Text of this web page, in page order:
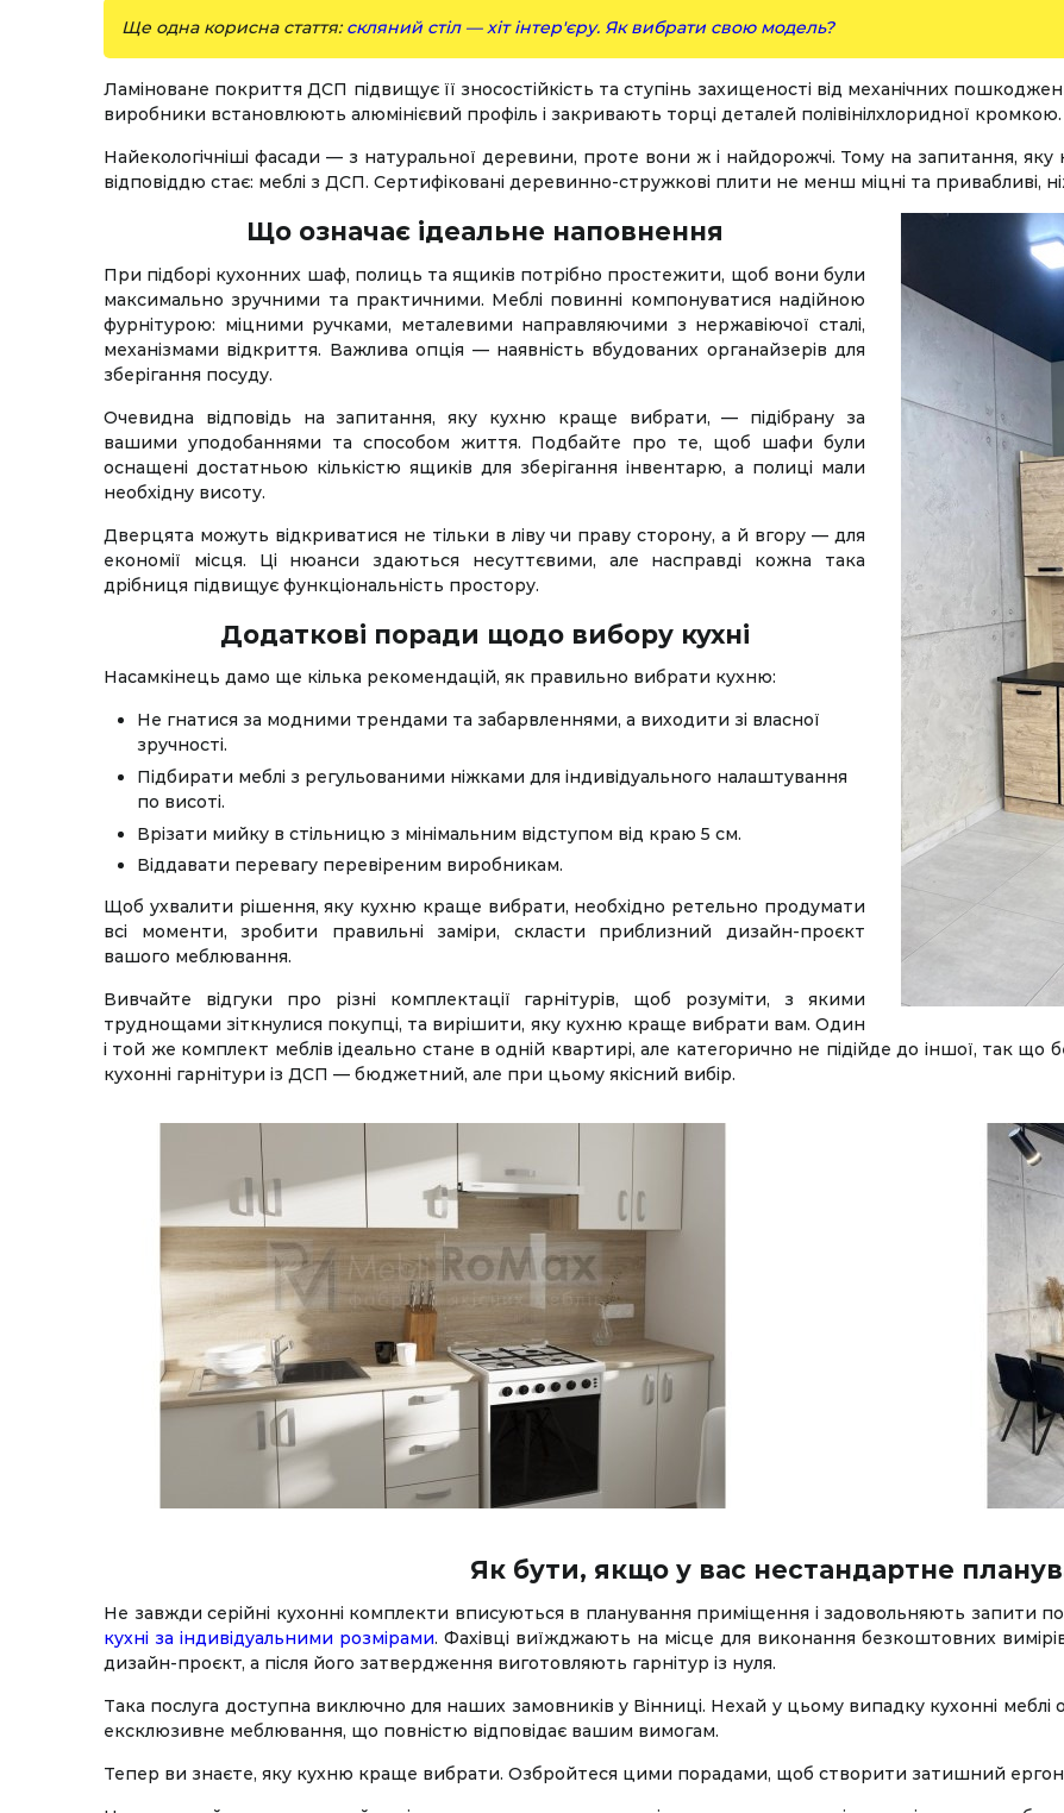
Ще одна корисна стаття: скляний стіл — хіт інтер'єру. Як вибрати свою модель?
Ламіноване покриття ДСП підвищує її зносостійкість та ступінь захищеності від механічних
виробники встановлюють алюмінієвий профіль і закривають торці деталей полівінілхлоридної
Найекологічніші фасади — з натуральної деревини, проте вони ж і найдорожчі. Тому на запитання,
відповіддю стає: меблі з ДСП. Сертифіковані деревинно-стружкові плити не менш міцні та привабливі,
Що означає ідеальне наповнення
При підборі кухонних шаф, полиць та ящиків потрібно простежити, щоб вони були
максимально зручними та практичними. Меблі повинні компонуватися надійною
фурнітурою: міцними ручками, металевими направляючими з нержавіючої сталі,
механізмами відкриття. Важлива опція — наявність вбудованих органайзерів для
зберігання посуду.
Очевидна відповідь на запитання, яку кухню краще вибрати, — підібрану за
вашими уподобаннями та способом життя. Подбайте про те, щоб шафи були
оснащені достатньою кількістю ящиків для зберігання інвентарю, а полиці мали
необхідну висоту.
Дверцята можуть відкриватися не тільки в ліву чи праву сторону, а й вгору — для
економії місця. Ці нюанси здаються несуттєвими, але насправді кожна така
дрібниця підвищує функціональність простору.
Додаткові поради щодо вибору кухні
Насамкінець дамо ще кілька рекомендацій, як правильно вибрати кухню:
Не гнатися за модними трендами та забарвленнями, а виходити зі власної
зручності.
Підбирати меблі з регульованими ніжками для індивідуального налаштування
по висоті.
Врізати мийку в стільницю з мінімальним відступом від краю 5 см.
Віддавати перевагу перевіреним виробникам.
Щоб ухвалити рішення, яку кухню краще вибрати, необхідно ретельно продумати
всі моменти, зробити правильні заміри, скласти приблизний дизайн-проєкт
вашого меблювання.
Вивчайте відгуки про різні комплектації гарнітурів, щоб розуміти, з якими
труднощами зіткнулися покупці, та вирішити, яку кухню краще вибрати вам. Один
і той же комплект меблів ідеально стане в одній квартирі, але категорично не підійде до іншої, так що
кухонні гарнітури із ДСП — бюджетний, але при цьому якісний вибір.
Як бути, якщо у вас нестандартне
Не завжди серійні кухонні комплекти вписуються в планування приміщення і задовольняють запити
кухні за індивідуальними розмірами. Фахівці виїжджають на місце для виконання безкоштовних
дизайн-проєкт, а після його затвердження виготовляють гарнітур із нуля.
Така послуга доступна виключно для наших замовників у Вінниці. Нехай у цьому випадку кухонні
ексклюзивне меблювання, що повністю відповідає вашим вимогам.
Тепер ви знаєте, яку кухню краще вибрати. Озбройтеся цими порадами, щоб створити затишний